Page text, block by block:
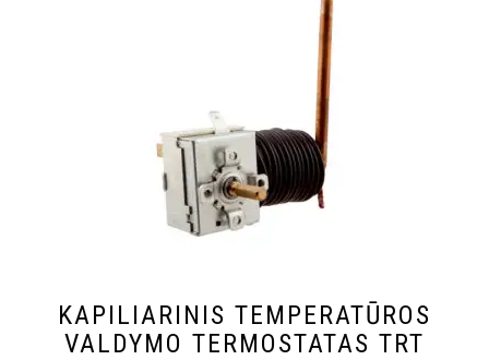
KAPILIARINIS TEMPERATŪROS
VALDYMO TERMOSTATAS TRT